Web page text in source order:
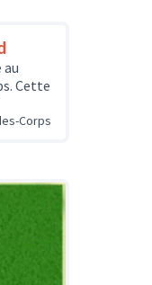
Cette
Corps